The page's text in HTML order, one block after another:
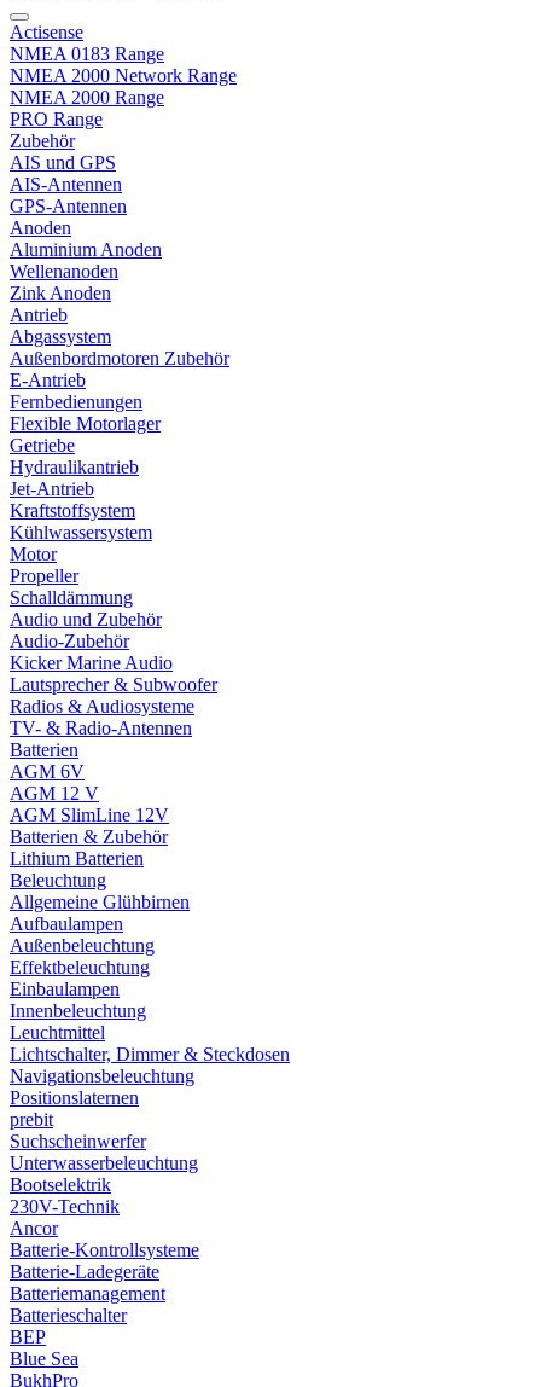
Actisense
NMEA 0183 Range
NMEA 2000 Network Range
NMEA 2000 Range
PRO Range
Zubehör
AIS und GPS
AIS-Antennen
GPS-Antennen
Anoden
Aluminium Anoden
Wellenanoden
Zink Anoden
Antrieb
Abgassystem
Außenbordmotoren Zubehör
E-Antrieb
Fernbedienungen
Flexible Motorlager
Getriebe
Hydraulikantrieb
Jet-Antrieb
Kraftstoffsystem
Kühlwassersystem
Motor
Propeller
Schalldämmung
Audio und Zubehör
Audio-Zubehör
Kicker Marine Audio
Lautsprecher & Subwoofer
Radios & Audiosysteme
TV- & Radio-Antennen
Batterien
AGM 6V
AGM 12 V
AGM SlimLine 12V
Batterien & Zubehör
Lithium Batterien
Beleuchtung
Allgemeine Glühbirnen
Aufbaulampen
Außenbeleuchtung
Effektbeleuchtung
Einbaulampen
Innenbeleuchtung
Leuchtmittel
Lichtschalter, Dimmer & Steckdosen
Navigationsbeleuchtung
Positionslaternen
prebit
Suchscheinwerfer
Unterwasserbeleuchtung
Bootselektrik
230V-Technik
Ancor
Batterie-Kontrollsysteme
Batterie-Ladegeräte
Batteriemanagement
Batterieschalter
BEP
Blue Sea
BukhPro